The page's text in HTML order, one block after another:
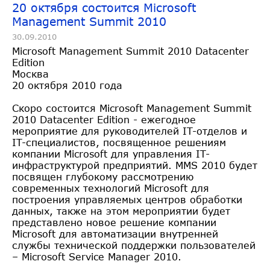
20 октября состоится Microsoft
Management Summit 2010
30.09.2010
Microsoft Management Summit 2010 Datacenter
Edition
Москва
20 октября 2010 года
Скоро состоится Microsoft Management Summit
2010 Datacenter Edition - ежегодное
мероприятие для руководителей IT-отделов и
IT-специалистов, посвященное решениям
компании Microsoft для управления IT-
инфраструктурой предприятий. MMS 2010 будет
посвящен глубокому рассмотрению
современных технологий Microsoft для
построения управляемых центров обработки
данных, также на этом мероприятии будет
представлено новое решение компании
Microsoft для автоматизации внутренней
службы технической поддержки пользователей
– Microsoft Service Manager 2010.